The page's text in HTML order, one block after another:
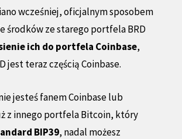
wcześniej, oficjalnym sposobem
środków ze starego portfela BRD
ich do portfela Coinbase,
jest teraz częścią Coinbase.
jesteś fanem Coinbase lub
z innego portfela Bitcoin, który
BIP39, nadal możesz